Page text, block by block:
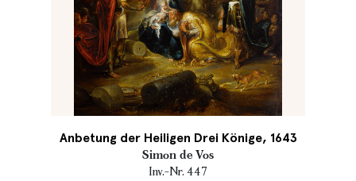
Anbetung der Heiligen Drei Könige, 1643
Simon de Vos
Inv.-Nr. 447